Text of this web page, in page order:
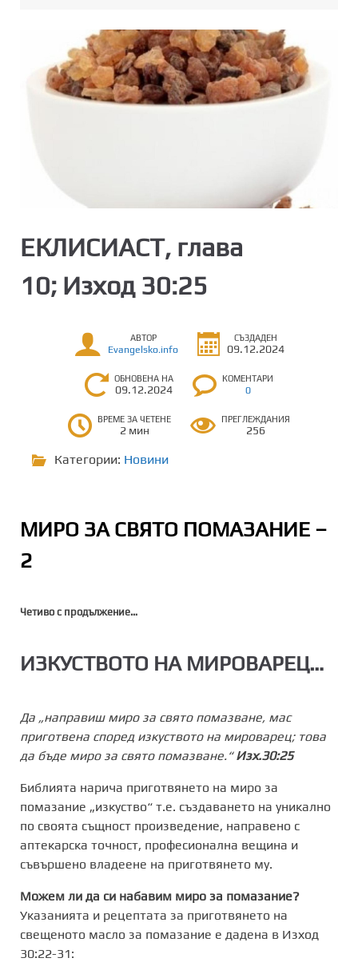
ЕКЛИСИАСТ, глава
10; Изход 30:25
АВТОР
Evangelsko.info
СЪЗДАДЕН
09.12.2024
ОБНОВЕНА НА
09.12.2024
КОМЕНТАРИ
0
ВРЕМЕ ЗА ЧЕТЕНЕ
2 мин
ПРЕГЛЕЖДАНИЯ
256
Категории: Новини
МИРО ЗА СВЯТО ПОМАЗАНИЕ –
2
Четиво с продължение…
ИЗКУСТВОТО НА МИРОВАРЕЦ…
Да „направиш миро за свято помазване, мас
приготвена според изкуството на мироварец; това
да бъде миро за свято помазване.“Изх.30:25
Библията нарича приготвянето на миро за
помазание „изкуство“ т.е. създаването на уникално
по своята същност произведение, направено с
аптекарска точност, професионална вещина и
съвършено владеене на приготвянето му.
Можем ли да си набавим миро за помазание?
Указанията и рецептата за приготвянето на
свещеното масло за помазание е дадена в Изход
30:22-31: